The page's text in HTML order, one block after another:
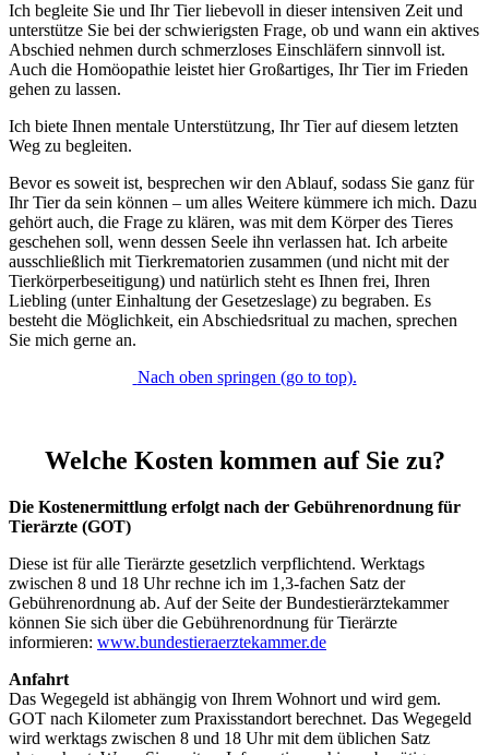
Ich begleite Sie und Ihr Tier liebevoll in dieser intensiven Zeit und
unterstütze Sie bei der schwierigsten Frage, ob und wann ein aktives
Abschied nehmen durch schmerzloses Einschläfern sinnvoll ist.
Auch die Homöopathie leistet hier Großartiges, Ihr Tier im Frieden
gehen zu lassen.
Ich biete Ihnen mentale Unterstützung, Ihr Tier auf diesem letzten
Weg zu begleiten.
Bevor es soweit ist, besprechen wir den Ablauf, sodass Sie ganz für
Ihr Tier da sein können – um alles Weitere kümmere ich mich. Dazu
gehört auch, die Frage zu klären, was mit dem Körper des Tieres
geschehen soll, wenn dessen Seele ihn verlassen hat. Ich arbeite
ausschließlich mit Tierkrematorien zusammen (und nicht mit der
Tierkörperbeseitigung) und natürlich steht es Ihnen frei, Ihren
Liebling (unter Einhaltung der Gesetzeslage) zu begraben. Es
besteht die Möglichkeit, ein Abschiedsritual zu machen, sprechen
Sie mich gerne an.
Nach oben springen (go to top).
Welche Kosten kommen auf Sie zu?
Die Kostenermittlung erfolgt nach der Gebührenordnung für
Tierärzte (GOT)
Diese ist für alle Tierärzte gesetzlich verpflichtend. Werktags
zwischen 8 und 18 Uhr rechne ich im 1,3-fachen Satz der
Gebührenordnung ab. Auf der Seite der Bundestierärztekammer
können Sie sich über die Gebührenordnung für Tierärzte
informieren: www.bundestieraerztekammer.de
Anfahrt
Das Wegegeld ist abhängig von Ihrem Wohnort und wird gem.
GOT nach Kilometer zum Praxisstandort berechnet. Das Wegegeld
wird werktags zwischen 8 und 18 Uhr mit dem üblichen Satz